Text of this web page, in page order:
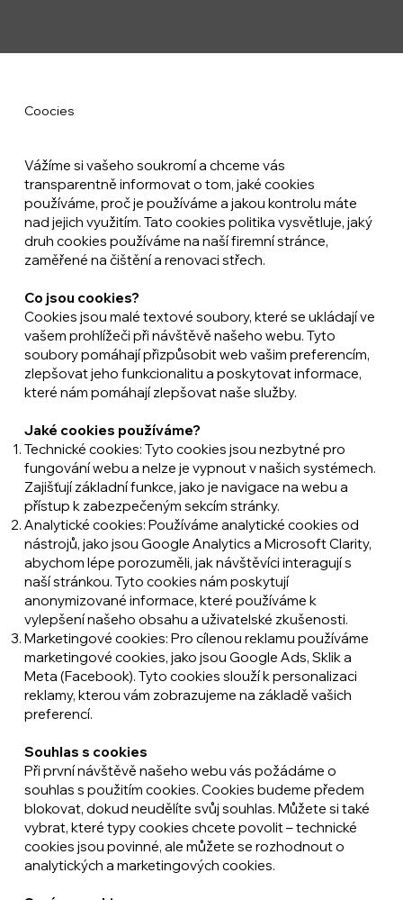
Coocies
Vážíme si vašeho soukromí a chceme vás
transparentně informovat o tom, jaké cookies
používáme, proč je používáme a jakou kontrolu máte
nad jejich využitím. Tato cookies politika vysvětluje, jaký
druh cookies používáme na naší firemní stránce,
zaměřené na čištění a renovaci střech.
Co jsou cookies?
Cookies jsou malé textové soubory, které se ukládají ve
vašem prohlížeči při návštěvě našeho webu. Tyto
soubory pomáhají přizpůsobit web vašim preferencím,
zlepšovat jeho funkcionalitu a poskytovat informace,
které nám pomáhají zlepšovat naše služby.
Jaké cookies používáme?
Technické cookies: Tyto cookies jsou nezbytné pro
fungování webu a nelze je vypnout v našich systémech.
Zajišťují základní funkce, jako je navigace na webu a
přístup k zabezpečeným sekcím stránky.
Analytické cookies: Používáme analytické cookies od
nástrojů, jako jsou Google Analytics a Microsoft Clarity,
abychom lépe porozuměli, jak návštěvíci interagují s
naší stránkou. Tyto cookies nám poskytují
anonymizované informace, které používáme k
vylepšení našeho obsahu a uživatelské zkušenosti.
Marketingové cookies: Pro cílenou reklamu používáme
marketingové cookies, jako jsou Google Ads, Sklik a
Meta (Facebook). Tyto cookies slouží k personalizaci
reklamy, kterou vám zobrazujeme na základě vašich
preferencí.
Souhlas s cookies
Při první návštěvě našeho webu vás požádáme o
souhlas s použitím cookies. Cookies budeme předem
blokovat, dokud neudělíte svůj souhlas. Můžete si také
vybrat, které typy cookies chcete povolit – technické
cookies jsou povinné, ale můžete se rozhodnout o
analytických a marketingových cookies.